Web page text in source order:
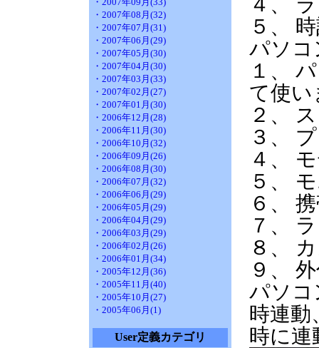
・2007年08月(32)
・2007年07月(31)
・2007年06月(29)
・2007年05月(30)
・2007年04月(30)
・2007年03月(33)
・2007年02月(27)
・2007年01月(30)
・2006年12月(28)
・2006年11月(30)
・2006年10月(32)
・2006年09月(26)
・2006年08月(30)
・2006年07月(32)
・2006年06月(29)
・2006年05月(29)
・2006年04月(29)
・2006年03月(29)
・2006年02月(26)
・2006年01月(34)
・2005年12月(36)
・2005年11月(40)
・2005年10月(27)
・2005年06月(1)
User定義カテゴリ
５、
パソコ
１、
て使い
２、
３、
４
５、
６、
７
８、
９、
パソコ
時連動
時に連